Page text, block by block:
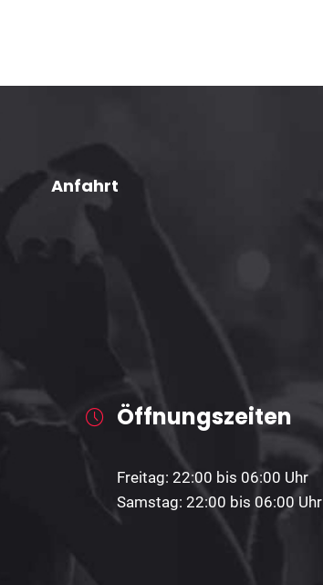
Anfahrt
Öffnungszeiten
Freitag: 22:00 bis 06:00 Uhr
Samstag: 22:00 bis 06:00 Uhr